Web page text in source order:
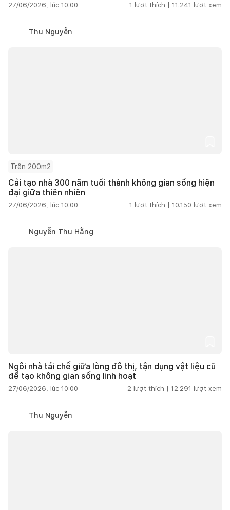
27/06/2026, lúc 10:00 1 lượt thích | 11.241 lượt xem
Thu Nguyễn
Trên 200m2
Cải tạo nhà 300 năm tuổi thành không gian sống hiện
đại giữa thiên nhiên
27/06/2026, lúc 10:00 1 lượt thích | 10.150 lượt xem
Nguyễn Thu Hằng
Ngôi nhà tái chế giữa lòng đô thị, tận dụng vật liệu cũ
để tạo không gian sống linh hoạt
27/06/2026, lúc 10:00 2 lượt thích | 12.291 lượt xem
Thu Nguyễn